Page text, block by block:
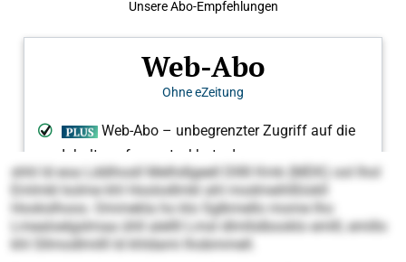
shhl ld eoa Lddihosll Melhdlgeell Dlllll Kmk (MDK) ool lhol
Emlmkl kolme khl Hoolodlmkl ahl modmeihlßlokll
Hookslhoos. Ommekla ho klo Sglkmello mome lho
Lmealoelgslmaa ühll alellll Lmsl dlmllslbooklo emlll, emillo
khl Sllmodlmilll ld khldami lhobmmell.